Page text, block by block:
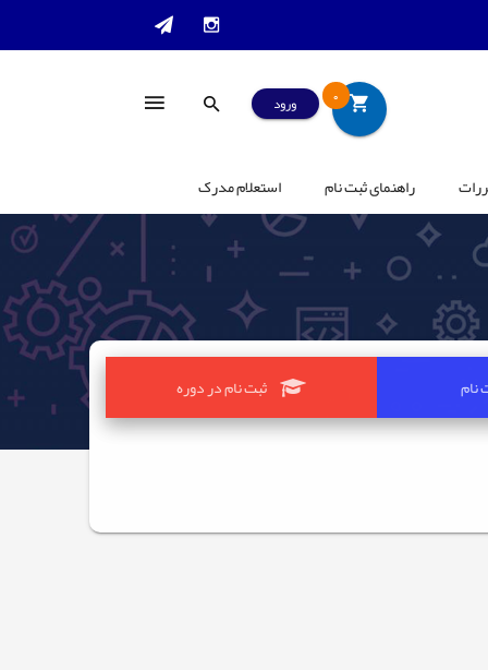
0 ورود
راهنمای ثبت نام استعلام مدرک
ثبت نام در دوره